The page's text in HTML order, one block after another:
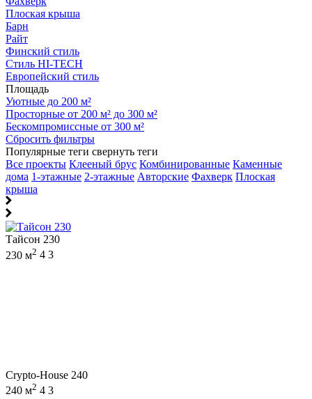
Плоская крыша
Барн
Райт
Финский стиль
Стиль HI-TECH
Европейский стиль
Площадь
Уютные до 200 м²
Просторные от 200 м² до 300 м²
Бескомпромиссные от 300 м²
Сбросить фильтры
Популярные теги свернуть теги
Все проекты Клееный брус Комбинированные Каменные
дома 1-этажные 2-этажные Авторские Фахверк Плоская
крыша
Тайсон 230
230 м2 4 3
Crypto-House 240
240 м2 4 3